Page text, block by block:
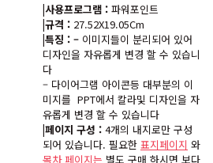
|사용프로그램 : 파워포인트
|규격 : 27.52X19.05Cm
|특징 : – 이미지들이 분리되어 있어
디자인을 자유롭게 변경 할 수 있습니
다
– 다이어그램 아이콘등 대부분의 이
미지를 PPT에서 칼라및 디자인을 자
유롭게 변경 할 수 있습니다
|페이지 구성 : 4개의 내지로만 구성
되어 있습니다. 필요한 표지페이지 와
목차 페이지는 별도 구매 하시면 보다